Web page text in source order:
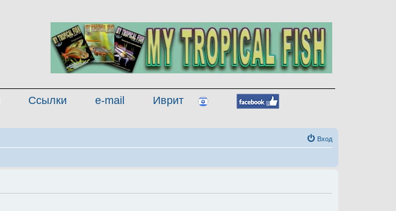
Ссылки e-mail Иврит
Вход